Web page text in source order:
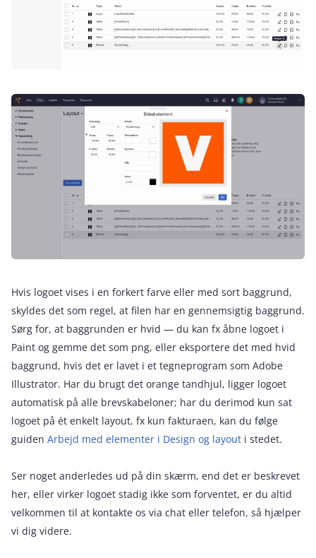
Hvis logoet vises i en forkert farve eller med sort baggrund,
skyldes det som regel, at filen har en gennemsigtig baggrund.
Sørg for, at baggrunden er hvid — du kan fx åbne logoet i
Paint og gemme det som png, eller eksportere det med hvid
baggrund, hvis det er lavet i et tegneprogram som Adobe
Illustrator. Har du brugt det orange tandhjul, ligger logoet
automatisk på alle brevskabeloner; har du derimod kun sat
logoet på ét enkelt layout, fx kun fakturaen, kan du følge
guiden Arbejd med elementer i Design og layout i stedet.
Ser noget anderledes ud på din skærm, end det er beskrevet
her, eller virker logoet stadig ikke som forventet, er du altid
velkommen til at kontakte os via chat eller telefon, så hjælper
vi dig videre.